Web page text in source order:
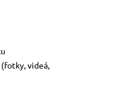
videá,